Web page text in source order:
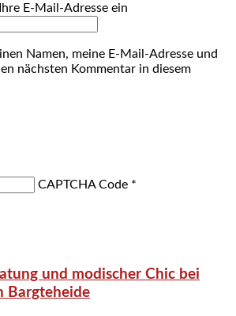
E-Mail-Adresse ein
Namen, meine E-Mail-Adresse und
nächsten Kommentar in diesem
CAPTCHA Code *
und modischer Chic bei
Bargteheide